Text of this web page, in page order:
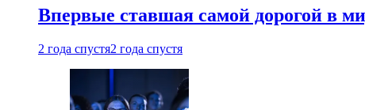
Впервые ставшая самой дорогой в
2 года спустя2 года спустя